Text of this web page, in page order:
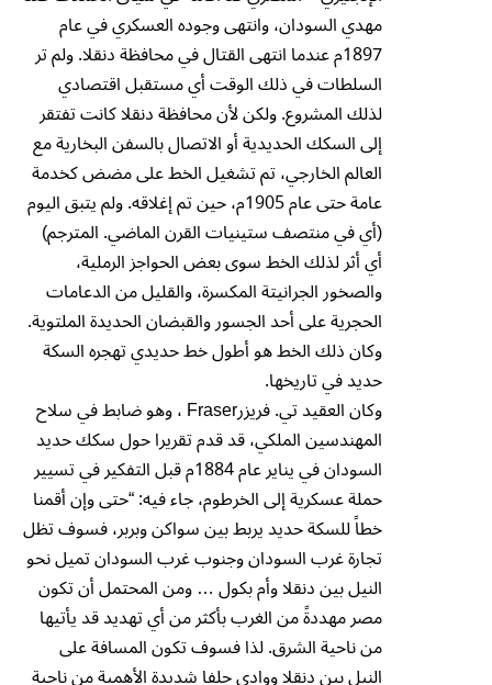
مهدي السودان، وانتهى وجوده العسكري في عام
1897م عندما انتهى القتال في محافظة دنقلا. ولم تر
السلطات في ذلك الوقت أي مستقبل اقتصادي
لذلك المشروع. ولكن لأن محافظة دنقلا كانت تفتقر
إلى السكك الحديدية أو الاتصال بالسفن البخارية مع
العالم الخارجي، تم تشغيل الخط على مضض كخدمة
عامة حتى عام 1905م، حين تم إغلاقه. ولم يتبق اليوم
(أي في منتصف ستينيات القرن الماضي. المترجم)
أي أثر لذلك الخط سوى بعض الحواجز الرملية،
والصخور الجرانيتة المكسرة، والقليل من الدعامات
الحجرية على أحد الجسور والقبضان الحديدة الملتوية.
وكان ذلك الخط هو أطول خط حديدي تهجره السكة
حديد في تاريخها.
وكان العقيد تي. فريزرFraser ، وهو ضابط في سلاح
المهندسين الملكي، قد قدم تقريرا حول سكك حديد
السودان في يناير عام 1884م قبل التفكير في تسيير
حملة عسكرية إلى الخرطوم، جاء فيه: “حتى وإن أقمنا
خطاً للسكة حديد يربط بين سواكن وبربر، فسوف تظل
تجارة غرب السودان وجنوب غرب السودان تميل نحو
النيل بين دنقلا وأم بكول … ومن المحتمل أن تكون
مصر مهددةً من الغرب بأكثر من أي تهديد قد يأتيها
من ناحية الشرق. لذا فسوف تكون المسافة على
النيل بين دنقلا ووادي حلفا شديدة الأهمية من ناحية